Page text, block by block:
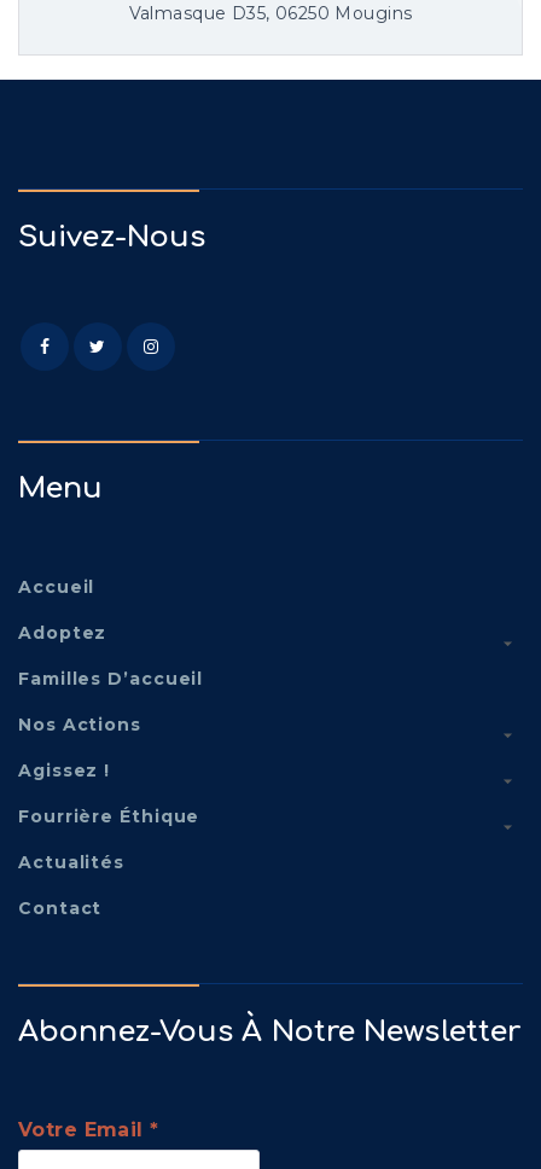
Valmasque D35, 06250 Mougins
Suivez-Nous
Menu
Accueil
Adoptez
Familles D’accueil
Nos Actions
Agissez !
Fourrière Éthique
Actualités
Contact
Abonnez-Vous À Notre Newsletter
Votre Email*